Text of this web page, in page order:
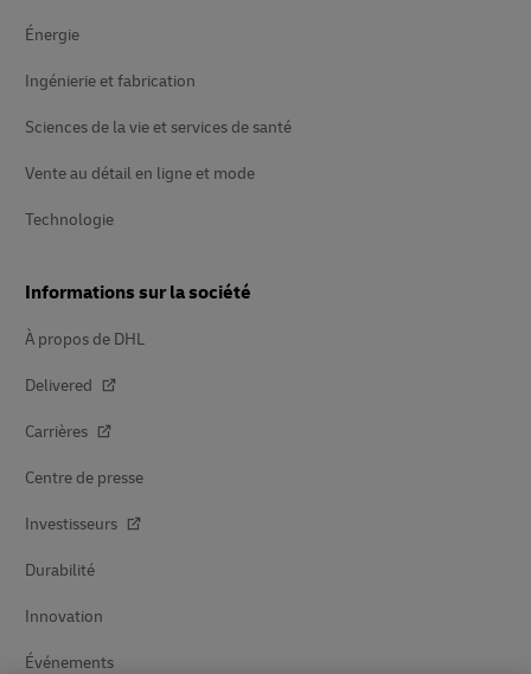
Énergie
Ingénierie et fabrication
Sciences de la vie et services de santé
Vente au détail en ligne et mode
Technologie
Informations sur la société
À propos de DHL
Delivered
Carrières
Centre de presse
Investisseurs
Durabilité
Innovation
Événements